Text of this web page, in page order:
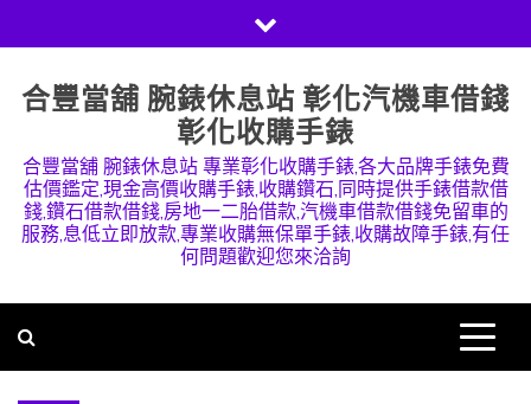
to
content
合豐當舖 腕錶休息站 彰化汽機車借錢
彰化收購手錶
合豐當舖 腕錶休息站 專業彰化收購手錶,各大品牌手錶免費
估價鑑定,現金高價收購手錶,收購鑽石,同時提供手錶借款借
錢,鑽石借款借錢,房地一二胎借款,汽機車借款借錢免留車的
服務,息低立即放款,專業收購無保單手錶,收購故障手錶,有任
何問題歡迎您來洽詢